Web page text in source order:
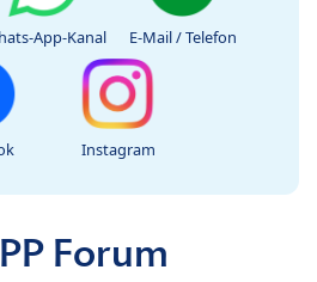
App-Kanal E-Mail / Telefon
Instagram
Forum